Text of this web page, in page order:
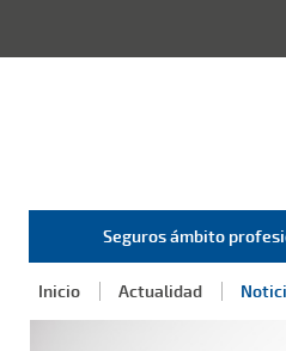
Seguros ámbito
Inicio Actualidad